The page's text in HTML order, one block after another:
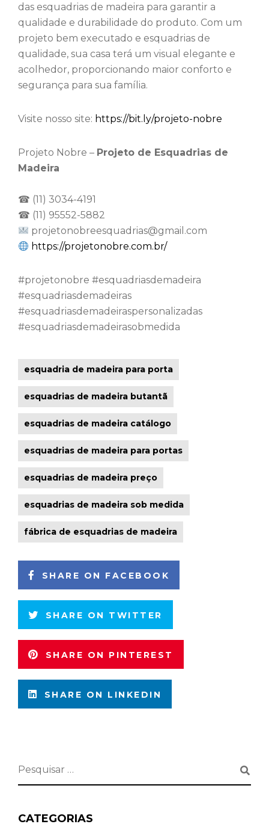
das esquadrias de madeira para garantir a
qualidade e durabilidade do produto. Com um
projeto bem executado e esquadrias de
qualidade, sua casa terá um visual elegante e
acolhedor, proporcionando maior conforto e
segurança para sua família.
Visite nosso site: https://bit.ly/projeto-nobre
Projeto Nobre – Projeto de Esquadrias de
Madeira
☎ (11) 3034-4191
☎ (11) 95552-5882
projetonobreesquadrias@gmail.com
https://projetonobre.com.br/
⁠#projetonobre #esquadriasdemadeira
#esquadriasdemadeiras
#esquadriasdemadeiraspersonalizadas
#esquadriasdemadeirasobmedida
esquadria de madeira para porta
esquadrias de madeira butantã
esquadrias de madeira catálogo
esquadrias de madeira para portas
esquadrias de madeira preço
esquadrias de madeira sob medida
fábrica de esquadrias de madeira
SHARE ON FACEBOOK
SHARE ON TWITTER
SHARE ON PINTEREST
SHARE ON LINKEDIN
CATEGORIAS